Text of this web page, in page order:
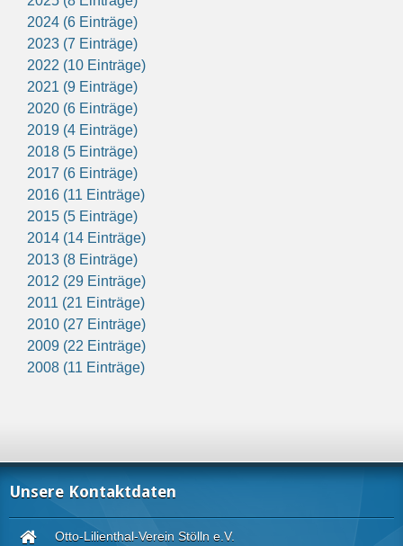
2024 (6 Einträge)
2023 (7 Einträge)
2022 (10 Einträge)
2021 (9 Einträge)
2020 (6 Einträge)
2019 (4 Einträge)
2018 (5 Einträge)
2017 (6 Einträge)
2016 (11 Einträge)
2015 (5 Einträge)
2014 (14 Einträge)
2013 (8 Einträge)
2012 (29 Einträge)
2011 (21 Einträge)
2010 (27 Einträge)
2009 (22 Einträge)
2008 (11 Einträge)
Unsere Kontaktdaten
Otto-Lilienthal-Verein Stölln e.V.